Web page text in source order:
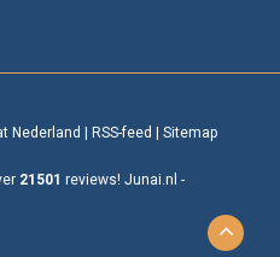
Nederland RSS-feed Sitemap
21501 reviews! Junai.nl -